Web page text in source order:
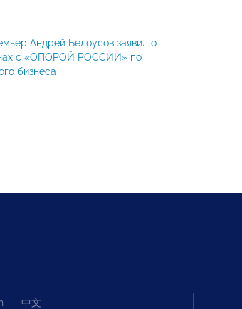
Андрей Белоусов заявил о
с «ОПОРОЙ РОССИИ» по
бизнеса
中文